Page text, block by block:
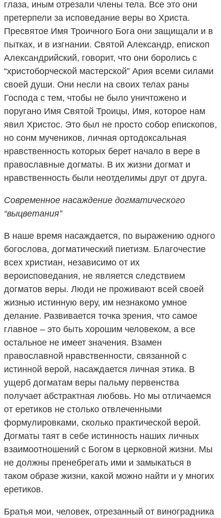
глаза, иным отрезали члены тела. Все это они
претерпели за исповедание веры во Христа.
Пресвятое Имя Троичного Бога они защищали и в
пытках, и в изгнании. Святой Александр, епископ
Александрийский, говорит, что они боролись с
“христоборческой мастерской” Ария всеми силами
своей души. Они несли на своих телах раны
Господа с тем, чтобы не было уничтожено и
поругано Имя Святой Троицы, Имя, которое нам
явил Христос. Это был не просто собор епископов,
но сонм мучеников, личная ортодоксальная
нравственность которых берет начало в вере в
православные догматы. В их жизни догмат и
нравственность были неотделимы друг от друга.
Современное насаждение догматического
“выцветания”
В наше время насаждается, по выражению одного
богослова, догматический пиетизм. Благочестие
всех христиан, независимо от их
вероисповедания, не является следствием
догматов веры. Люди не проживают всей своей
жизнью истинную веру, им незнакомо умное
делание. Развивается точка зрения, что самое
главное – это быть хорошим человеком, а все
остальное не имеет значения. Взамен
православной нравственности, связанной с
истинной верой, насаждается личная этика. В
ущерб догматам веры пальму первенства
получает абстрактная любовь. Но мы отличаемся
от еретиков не столько отвлеченными
формулировками, сколько практической верой.
Догматы таят в себе истинность наших личных
взаимоотношений с Богом в церковной жизни. Мы
не должны пренебрегать ими и замыкаться в
таком образе жизни, какой можно найти и у многих
еретиков.
Братья мои, человек, отрезанный от виноградника